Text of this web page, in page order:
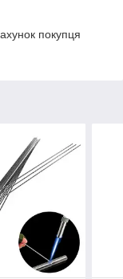
покупця